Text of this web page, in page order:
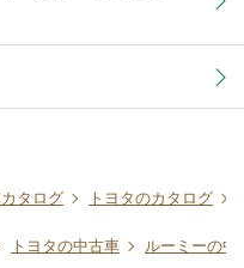
タログ トヨタのカタログ
トヨタの中古車 ルーミーの中